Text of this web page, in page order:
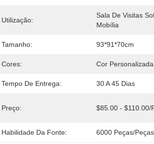
Utilização:
Sala De Visitas
Mobília
Tamanho: 93*91*70cm
Cores: Cor Personalizada
Tempo De Entrega: 30 A 45 Dias
Preço: $85.00 - $110.00/
Habilidade Da Fonte: 6000 Peças/